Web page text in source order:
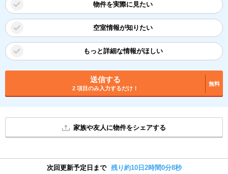
物件を実際に見たい
空室情報が知りたい
もっと詳細な情報がほしい
送信する
2 項目のみ入力するだけ！
無料
家族や友人に物件をシェアする
次回更新予定日まで 残り約10日2時間0分8秒